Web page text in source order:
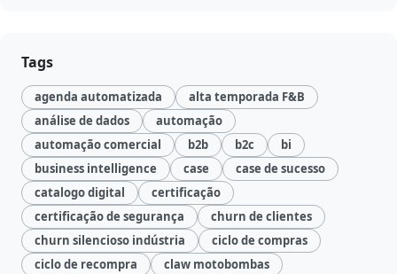
Tags
agenda automatizada
alta temporada F&B
análise de dados
automação
automação comercial
b2b b2c
bi
business intelligence
case
case de sucesso
catalogo digital
certificação
certificação de segurança
churn de clientes
churn silencioso indústria
ciclo de compras
ciclo de recompra
claw motobombas